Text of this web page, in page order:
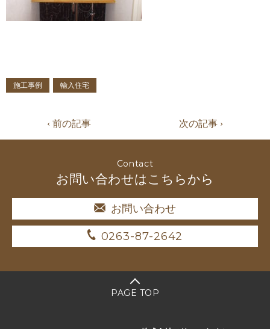
施工事例 輸入住宅
‹ 前の記事 次の記事 ›
Contact
お問い合わせはこちらから
お問い合わせ
0263-87-2642
PAGE TOP